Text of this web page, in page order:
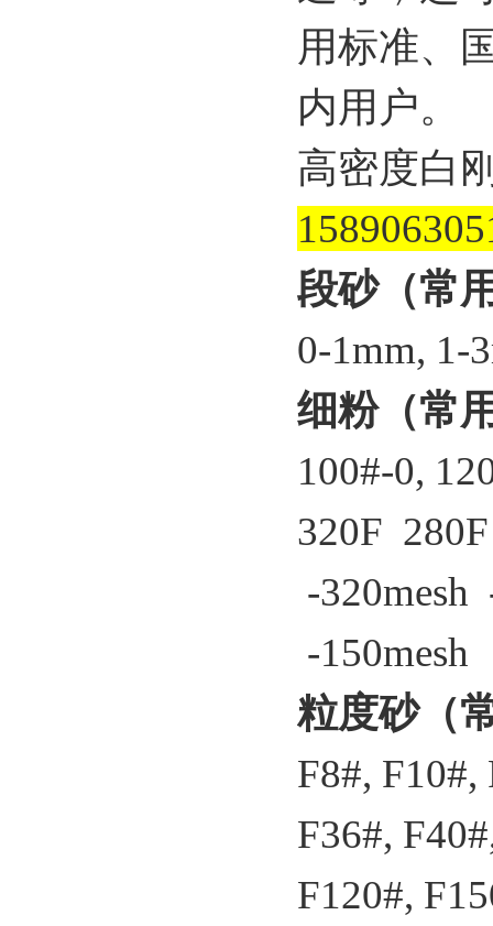
用标准、
内用户。
高密度白
段砂（常
0-1mm, 1-
细粉（常
100#-0,
320F
-
-
粒度砂（
F8#, F10#,
F36#,
F120#,